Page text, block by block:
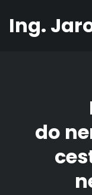
Ing.
do